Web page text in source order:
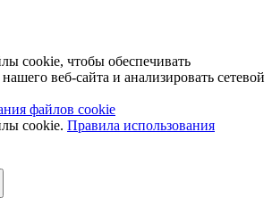
cookie, чтобы обеспечивать
веб-сайта и анализировать сетевой
файлов cookie
cookie. Правила использования